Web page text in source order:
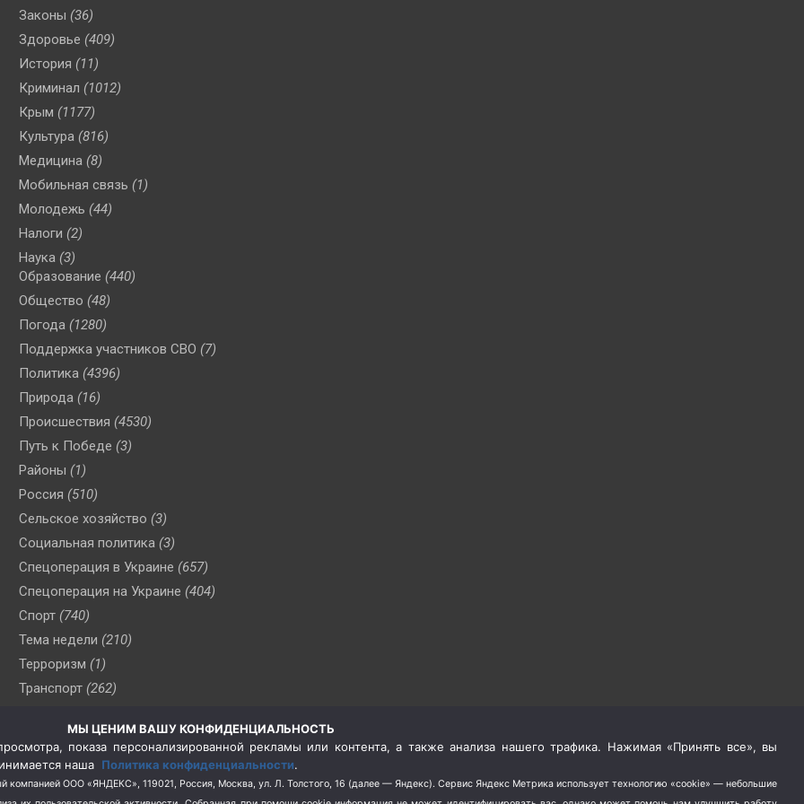
Законы (36)
Здоровье (409)
История (11)
Криминал (1012)
Крым (1177)
Культура (816)
Медицина (8)
Мобильная связь (1)
Молодежь (44)
Налоги (2)
Наука (3)
Образование (440)
Общество (48)
Погода (1280)
Поддержка участников СВО (7)
Политика (4396)
Природа (16)
Происшествия (4530)
Путь к Победе (3)
Районы (1)
Россия (510)
Сельское хозяйство (3)
Социальная политика (3)
Спецоперация в Украине (657)
Спецоперация на Украине (404)
Спорт (740)
Тема недели (210)
Терроризм (1)
Транспорт (262)
(76)
Цены (2)
Школа и спорт (2)
МЫ ЦЕНИМ ВАШУ КОНФИДЕНЦИАЛЬНОСТЬ
показа персонализированной рекламы или контента, а также анализа нашего трафика. Нажимая «Принять все», вы
наша Политика конфиденциальности.
компанией ООО «ЯНДЕКС», 119021, Россия, Москва, ул. Л. Толстого, 16 (далее — Яндекс). Сервис Яндекс Метрика использует технологию «cookie» — небольшие